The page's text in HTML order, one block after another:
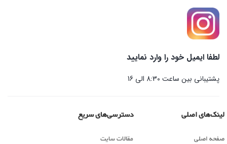
لطفا ایمیل خود را وارد نمایید
پشتیبانی بین ساعت 8:30 الی 16
لینک‌های اصلی
صفحه اصلی
دسترسی‌های سریع
مقالات سایت